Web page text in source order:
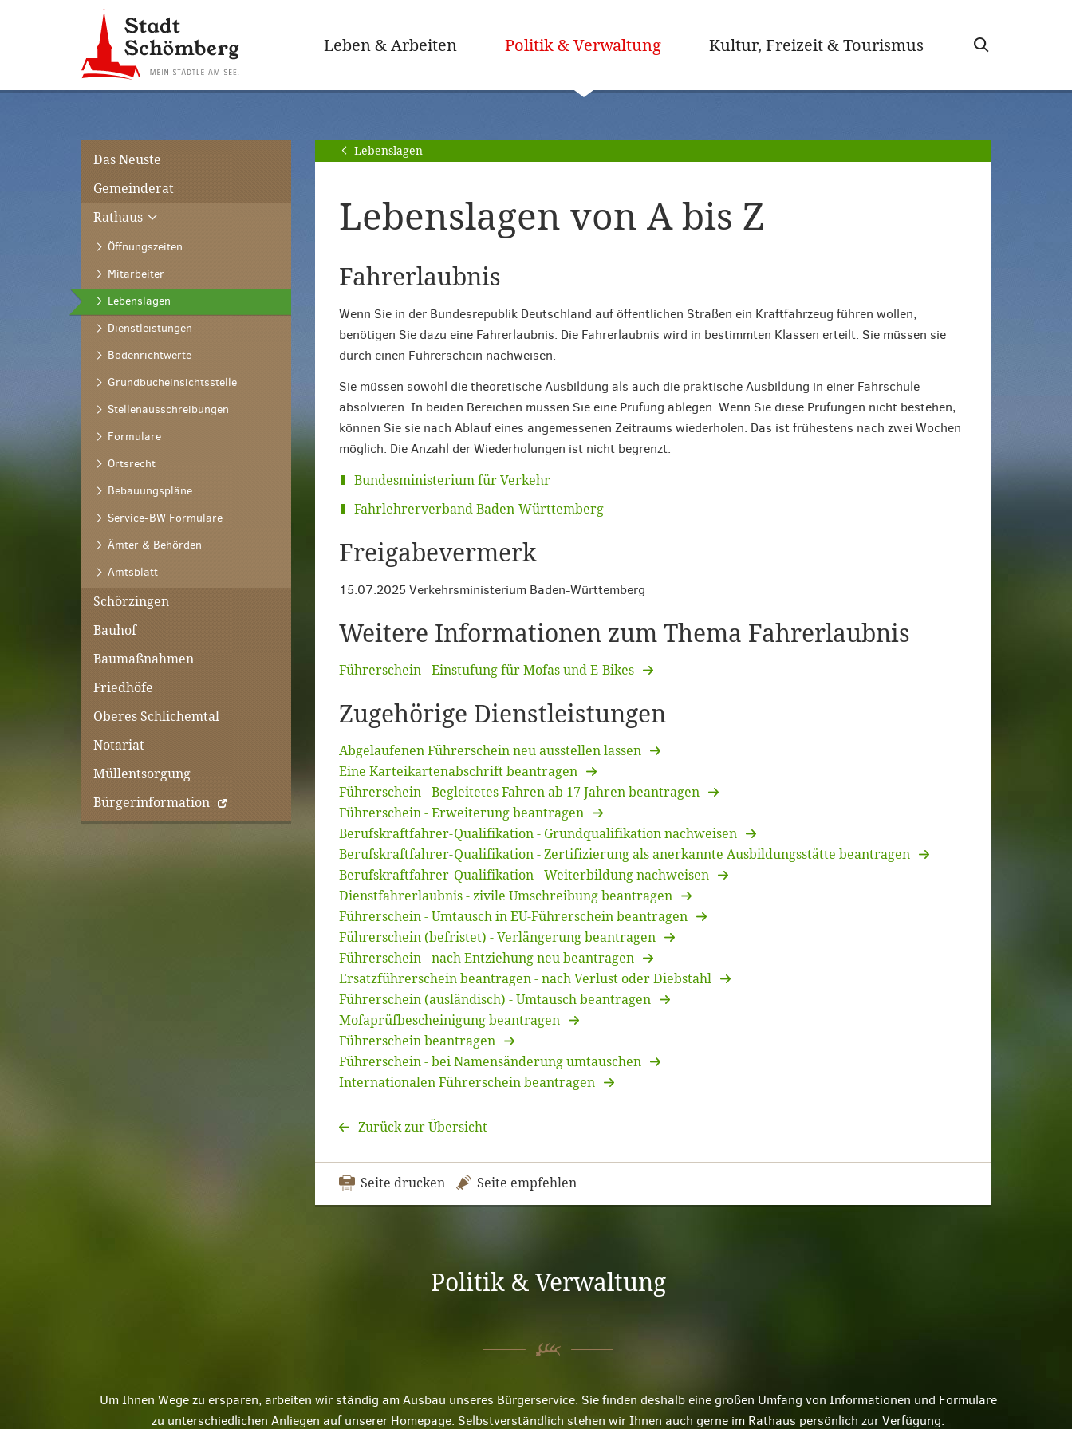
Hauptnavigation
[0]
[1]
Leben & Arbeiten Politik & Verwaltung(ausgewählt)Kultur, Freizeit & Tourismus
Das Neuste
Gemeinderat
Rathaus
Öffnungszeiten
Mitarbeiter
Lebenslagen
Dienstleistungen
Bodenrichtwerte
Grundbucheinsichtsstelle
Stellenausschreibungen
Formulare
Ortsrecht
Bebauungspläne
Service-BW Formulare
Ämter & Behörden
Amtsblatt
Schörzingen
Bauhof
Baumaßnahmen
Friedhöfe
Oberes Schlichemtal
Notariat
Müllentsorgung
Bürgerinformation
Lebenslagen
Lebenslagen von A bis Z
Fahrerlaubnis
Wenn Sie in der Bundesrepublik Deutschland auf öffentlichen Straßen ein Kraftfahrzeug führen wollen,
benötigen Sie dazu eine Fahrerlaubnis. Die Fahrerlaubnis wird in bestimmten Klassen erteilt. Sie müssen sie
durch einen Führerschein nachweisen.
Sie müssen sowohl die theoretische Ausbildung als auch die praktische Ausbildung in einer Fahrschule
absolvieren. In beiden Bereichen müssen Sie eine Prüfung ablegen. Wenn Sie diese Prüfungen nicht bestehen,
können Sie sie nach Ablauf eines angemessenen Zeitraums wiederholen. Das ist frühestens nach zwei Wochen
möglich. Die Anzahl der Wiederholungen ist nicht begrenzt.
Bundesministerium für Verkehr
Fahrlehrerverband Baden-Württemberg
Freigabevermerk
15.07.2025 Verkehrsministerium Baden-Württemberg
Weitere Informationen zum Thema Fahrerlaubnis
Führerschein - Einstufung für Mofas und E-Bikes
Zugehörige Dienstleistungen
Abgelaufenen Führerschein neu ausstellen lassen
Eine Karteikartenabschrift beantragen
Führerschein - Begleitetes Fahren ab 17 Jahren beantragen
Führerschein - Erweiterung beantragen
Berufskraftfahrer-Qualifikation - Grundqualifikation nachweisen
Berufskraftfahrer-Qualifikation - Zertifizierung als anerkannte Ausbildungsstätte beantragen
Berufskraftfahrer-Qualifikation - Weiterbildung nachweisen
Dienstfahrerlaubnis - zivile Umschreibung beantragen
Führerschein - Umtausch in EU-Führerschein beantragen
Führerschein (befristet) - Verlängerung beantragen
Führerschein - nach Entziehung neu beantragen
Ersatzführerschein beantragen - nach Verlust oder Diebstahl
Führerschein (ausländisch) - Umtausch beantragen
Mofaprüfbescheinigung beantragen
Führerschein beantragen
Führerschein - bei Namensänderung umtauschen
Internationalen Führerschein beantragen
Zurück zur Übersicht
Seite drucken Seite empfehlen
Politik & Verwaltung
Um Ihnen Wege zu ersparen, arbeiten wir ständig am Ausbau unseres Bürgerservice. Sie finden deshalb eine großen Umfang von Informationen und Formulare
zu unterschiedlichen Anliegen auf unserer Homepage. Selbstverständlich stehen wir Ihnen auch gerne im Rathaus persönlich zur Verfügung.